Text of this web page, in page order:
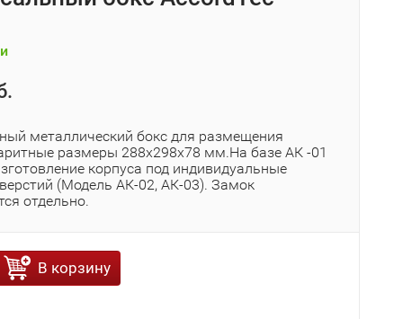
металлический бокс для размещения
размеры 288х298х78 мм.На базе АК -01
корпуса под индивидуальные
(Модель АК-02, АК-03). Замок
отдельно.
В корзину